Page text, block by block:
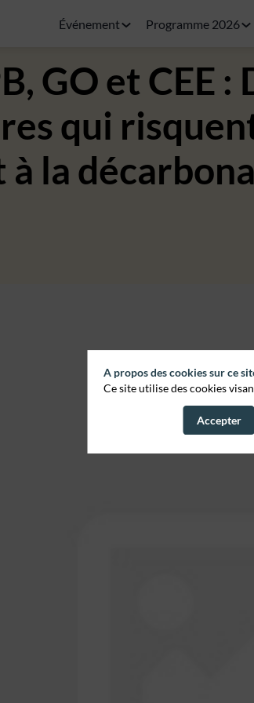
Événement Programme 2026
GO et CEE
qui
la
A propos des cookies sur ce
Ce site utilise des cookies
Accepter